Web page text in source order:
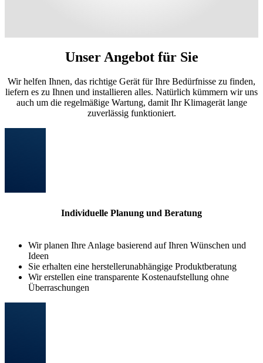
Unser Angebot für Sie
Wir helfen Ihnen, das richtige Gerät für Ihre Bedürfnisse zu finden,
liefern es zu Ihnen und installieren alles. Natürlich kümmern wir uns
auch um die regelmäßige Wartung, damit Ihr Klimagerät lange
zuverlässig funktioniert.
Individuelle Planung und Beratung
Wir planen Ihre Anlage basierend auf Ihren Wünschen und
Ideen
Sie erhalten eine herstellerunabhängige Produktberatung
Wir erstellen eine transparente Kostenaufstellung ohne
Überraschungen